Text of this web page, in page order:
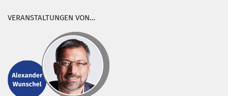
VERANSTALTUNGEN VON…